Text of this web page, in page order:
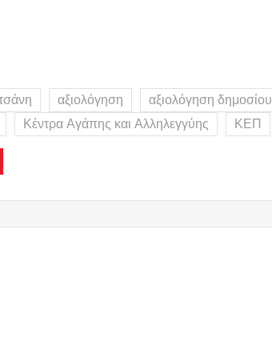
αξιολόγηση αξιολόγηση δημοσίου
Κέντρα Αγάπης και Αλληλεγγύης ΚΕΠ